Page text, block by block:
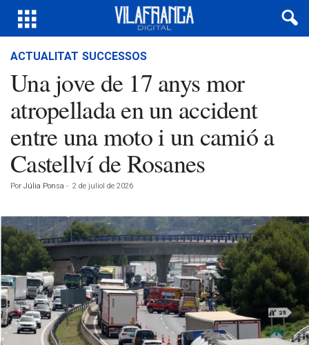
ACTUALITAT SUCCESSOS
Una jove de 17 anys mor
atropellada en un accident
entre una moto i un camió a
Castellví de Rosanes
Por Júlia Ponsa - 2 de juliol de 2026